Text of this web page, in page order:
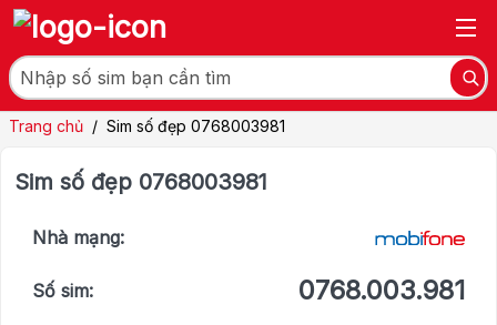
Trang chủ / Sim số đẹp 0768003981
Sim số đẹp 0768003981
Nhà mạng:
Số sim: 0768.003.981